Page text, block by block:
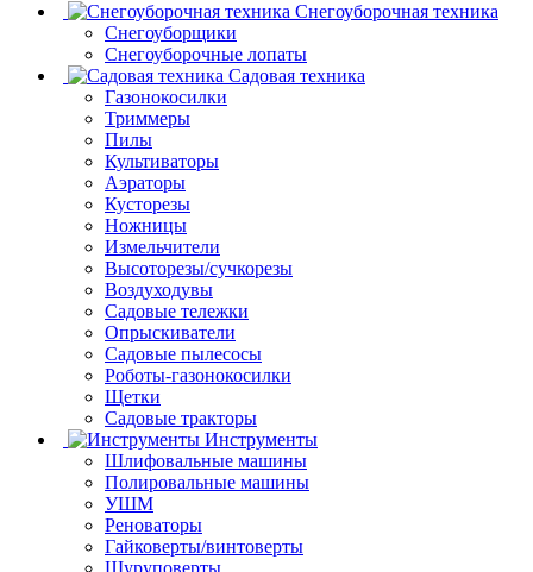
Снегоуборочная техника
Снегоуборщики
Снегоуборочные лопаты
Садовая техника
Газонокосилки
Триммеры
Пилы
Культиваторы
Аэраторы
Кусторезы
Ножницы
Измельчители
Высоторезы/сучкорезы
Воздуходувы
Садовые тележки
Опрыскиватели
Садовые пылесосы
Роботы-газонокосилки
Щетки
Садовые тракторы
Инструменты
Шлифовальные машины
Полировальные машины
УШМ
Реноваторы
Гайковерты/винтоверты